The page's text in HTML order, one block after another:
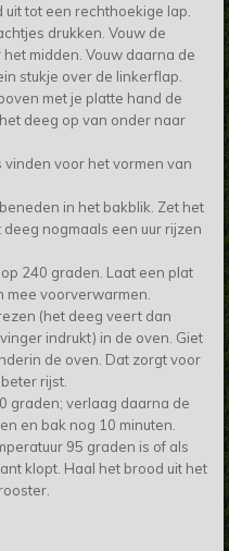
tot een rechthoekige lap.
drukken. Vouw de
midden. Vouw daarna de
stukje over de linkerflap.
met je platte hand de
deeg op van onder naar
voor het vormen van
in het bakblik. Zet het
nogmaals een uur rijzen
240 graden. Laat een plat
mee voorverwarmen.
(het deeg veert dan
indrukt) in de oven. Giet
de oven. Dat zorgt voor
rijst.
graden; verlaag daarna de
en bak nog 10 minuten.
95 graden is of als
klopt. Haal het brood uit het